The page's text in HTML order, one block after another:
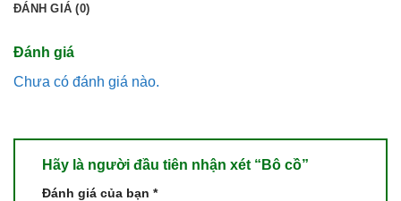
ĐÁNH GIÁ (0)
Đánh giá
Chưa có đánh giá nào.
Hãy là người đầu tiên nhận xét “Bô cồ”
Đánh giá của bạn *